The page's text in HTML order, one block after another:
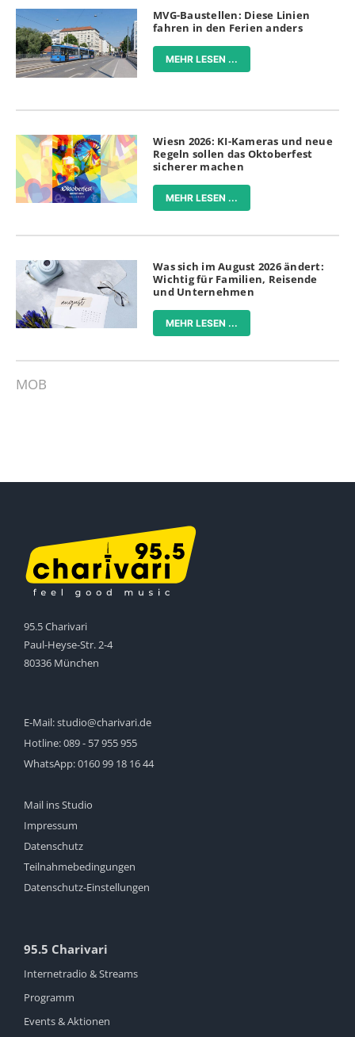
MVG-Baustellen: Diese Linien
fahren in den Ferien anders
MEHR LESEN ...
Wiesn 2026: KI-Kameras und neue
Regeln sollen das Oktoberfest
sicherer machen
MEHR LESEN ...
Was sich im August 2026 ändert:
Wichtig für Familien, Reisende
und Unternehmen
MEHR LESEN ...
MOB
95.5 Charivari
Paul-Heyse-Str. 2-4
80336 München
E-Mail:studio@charivari.de
Hotline:089 - 57 955 955
WhatsApp:0160 99 18 16 44
Mail ins Studio
Impressum
Datenschutz
Teilnahmebedingungen
Datenschutz-Einstellungen
95.5 Charivari
Internetradio & Streams
Programm
Events & Aktionen